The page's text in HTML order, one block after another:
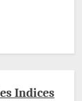
Indices